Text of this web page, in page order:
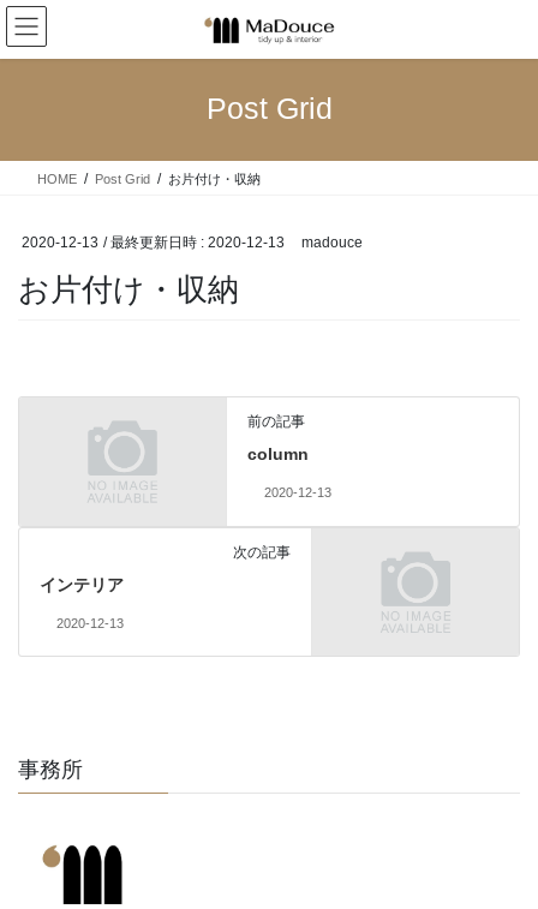
コ
ン
テ
ス
ナ
ビ
ゲ
ン
Post Grid
HOME Post Grid お片付け・収納
2020-12-13 / 最終更新日時 : 2020-12-13 madouce
お片付け・収納
前の記事
column
2020-12-13
次の記事
インテリア
2020-12-13
事務所